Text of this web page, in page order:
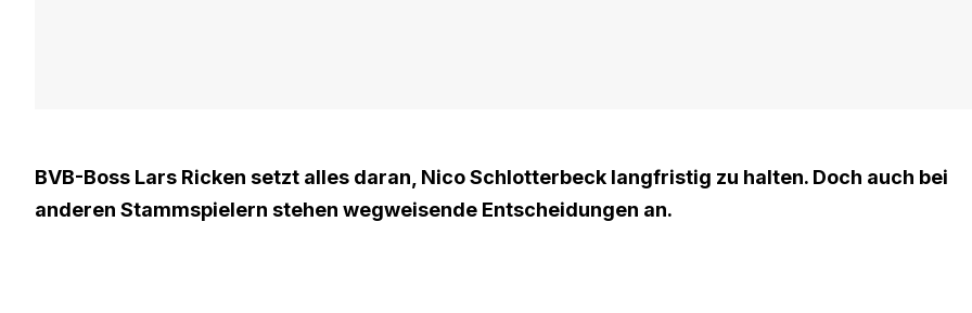
BVB-Boss Lars Ricken setzt alles daran, Nico Schlotterbeck langfristig zu halten. Doch auch bei
anderen Stammspielern stehen wegweisende Entscheidungen an.